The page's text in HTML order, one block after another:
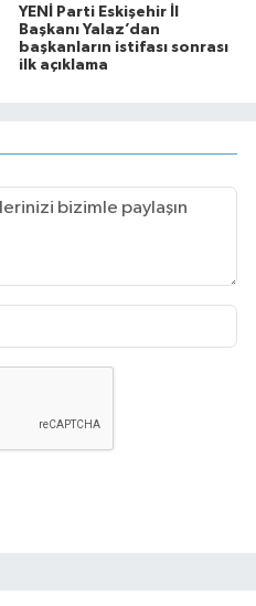
YENİ Parti Eskişehir İl
Başkanı Yalaz’dan
başkanların istifası sonrası
ilk açıklama